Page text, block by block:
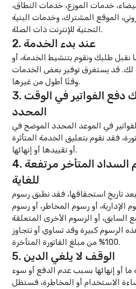
خدمات الموزع، خدمات النطاق،
الموقع المشترك، وخدمات البنية
التحتية للإنترنت ذات الصلة.
2. عند بدء الخدمة
نقبل طلبك ونقوم بتنشيط الخدمة، أو
لك. قد يستغرق توفير بعض الخدمات
وقتًا أطول من غيرها.
3. يجب عليك دفع الفواتير في الوقت
المحدد
في الموعد المحدد الموضح في
فقد نقوم بتعليق الخدمة المتأثرة
أو تقييدها أو إنهائها.
4. قد تكون رسوم السداد المتأخر مرتفعة
للغاية
بعد تاريخ استحقاقها، فقد نطبق رسوم
الإدارية، أو رسوم المخاطر، أو رسوم
السابق، أو الرسوم الأخرى المتعلقة
الرسوم كبيرة وقد تساوي أو تتجاوز
100% من مبلغ الفاتورة المتأخرة.
5. الوقف لا يلغي الدين
ما أو إنهائها بسبب عدم الدفع أو سوء
الاستخدام أو المخاطرة، فستظل